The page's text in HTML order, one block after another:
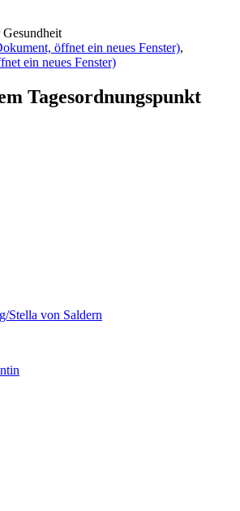
öffnet ein neues Fenster),
ein neues Fenster)
Tagesordnungspunkt
Stella von Saldern